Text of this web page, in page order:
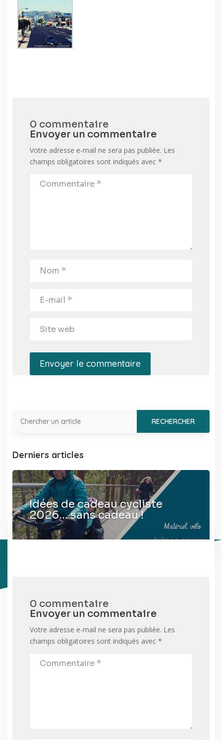
0 commentaire
Envoyer un commentaire
Votre adresse e-mail ne sera pas publiée. Les
champs obligatoires sont indiqués avec *
Envoyer le commentaire
Derniers articles
Idées de cadeau cycliste
2026… sans cadeau !
0 commentaire
Envoyer un commentaire
Votre adresse e-mail ne sera pas publiée. Les
champs obligatoires sont indiqués avec *